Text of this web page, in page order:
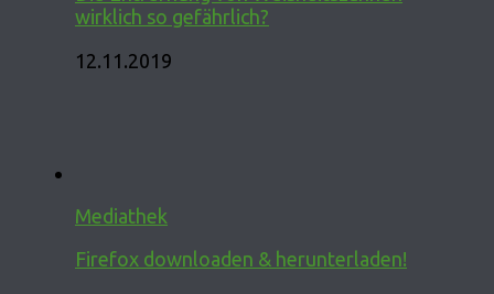
wirklich so gefährlich?
12.11.2019
Mediathek
Firefox downloaden & herunterladen!